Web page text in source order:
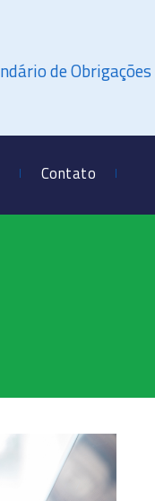
de Obrigações
Contato